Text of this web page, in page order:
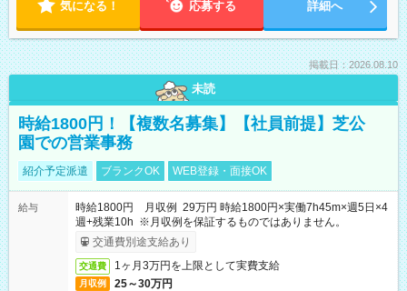
気になる！ 応募する 詳細へ
掲載日：2026.08.10
未読
時給1800円！【複数名募集】【社員前提】芝公
園での営業事務
紹介予定派遣 ブランクOK WEB登録・面接OK
給与
時給1800円 月収例 29万円 時給1800円×実働7h45m×週5日×4
週+残業10h ※月収例を保証するものではありません。
交通費別途支給あり
交通費 1ヶ月3万円を上限として実費支給
月収例 25～30万円